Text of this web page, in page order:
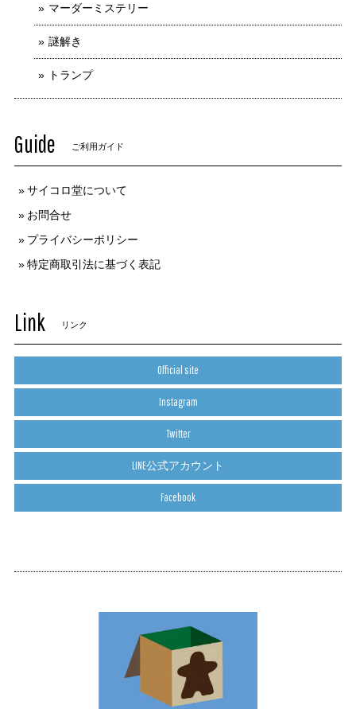
マーダーミステリー
謎解き
トランプ
Guide ご利用ガイド
サイコロ堂について
お問合せ
プライバシーポリシー
特定商取引法に基づく表記
Link リンク
Official site
Instagram
Twitter
LINE公式アカウント
Facebook